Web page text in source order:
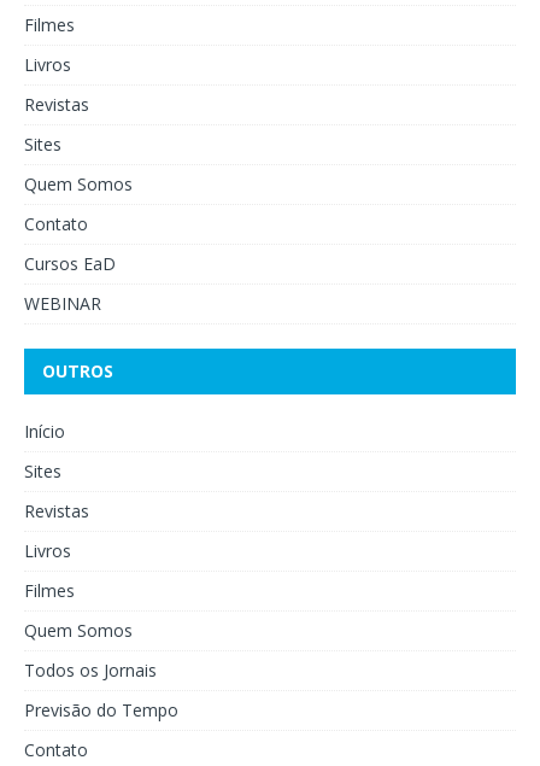
Filmes
Livros
Revistas
Sites
Quem Somos
Contato
Cursos EaD
WEBINAR
OUTROS
Início
Sites
Revistas
Livros
Filmes
Quem Somos
Todos os Jornais
Previsão do Tempo
Contato